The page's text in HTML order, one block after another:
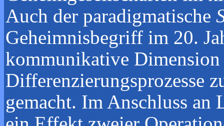
Auch der paradigmatische
Geheimnisbegriff im 20.
kommunikative Dimension
Differenzierungsprozesse
gemacht. Im Anschluss an